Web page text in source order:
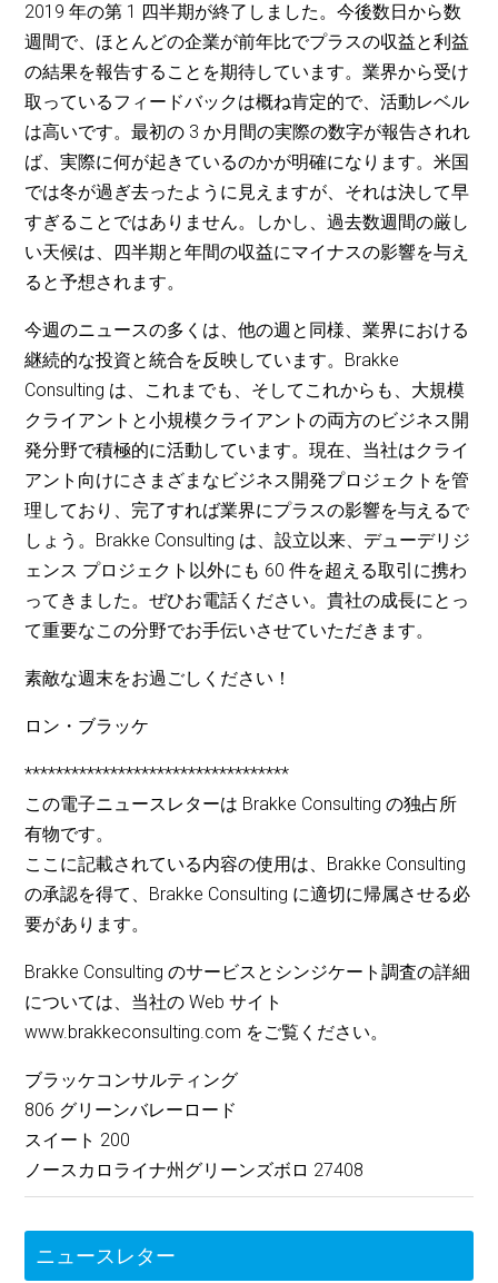
2019 年の第 1 四半期が終了しました。今後数日から数
週間で、ほとんどの企業が前年比でプラスの収益と利益
の結果を報告することを期待しています。業界から受け
取っているフィードバックは概ね肯定的で、活動レベル
は高いです。最初の 3 か月間の実際の数字が報告されれ
ば、実際に何が起きているのかが明確になります。米国
では冬が過ぎ去ったように見えますが、それは決して早
すぎることではありません。しかし、過去数週間の厳し
い天候は、四半期と年間の収益にマイナスの影響を与え
ると予想されます。
今週のニュースの多くは、他の週と同様、業界における
継続的な投資と統合を反映しています。Brakke
Consulting は、これまでも、そしてこれからも、大規模
クライアントと小規模クライアントの両方のビジネス開
発分野で積極的に活動しています。現在、当社はクライ
アント向けにさまざまなビジネス開発プロジェクトを管
理しており、完了すれば業界にプラスの影響を与えるで
しょう。Brakke Consulting は、設立以来、デューデリジ
ェンス プロジェクト以外にも 60 件を超える取引に携わ
ってきました。ぜひお電話ください。貴社の成長にとっ
て重要なこの分野でお手伝いさせていただきます。
素敵な週末をお過ごしください！
ロン・ブラッケ
**********************************
この電子ニュースレターは Brakke Consulting の独占所
有物です。
ここに記載されている内容の使用は、Brakke Consulting
の承認を得て、Brakke Consulting に適切に帰属させる必
要があります。
Brakke Consulting のサービスとシンジケート調査の詳細
については、当社の Web サイト
www.brakkeconsulting.com をご覧ください。
ブラッケコンサルティング
806 グリーンバレーロード
スイート 200
ノースカロライナ州グリーンズボロ 27408
ニュースレター